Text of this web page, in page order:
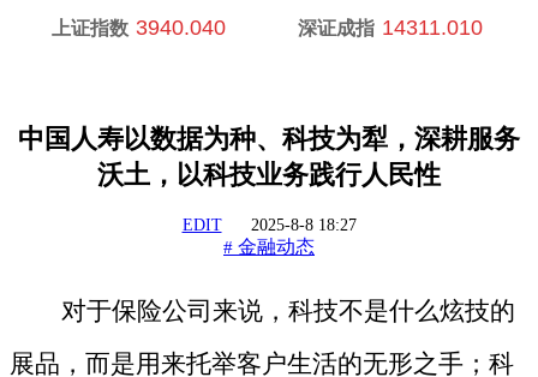
上证指数 3940.040 深证成指 14311.010
中国人寿以数据为种、科技为犁，深耕服务
沃土，以科技业务践行人民性
EDIT 2025-8-8 18:27
# 金融动态
对于保险公司来说，科技不是什么炫技的
展品，而是用来托举客户生活的无形之手；科